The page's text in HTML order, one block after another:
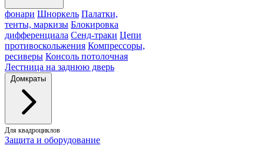
фонари Шноркель Палатки,
тенты, маркизы Блокировка
дифференциала Сенд-траки Цепи
противоскольжения Компрессоры,
ресиверы Консоль потолочная
Лестница на заднюю дверь
Домкраты
Для квадроциклов
Защита и оборудование